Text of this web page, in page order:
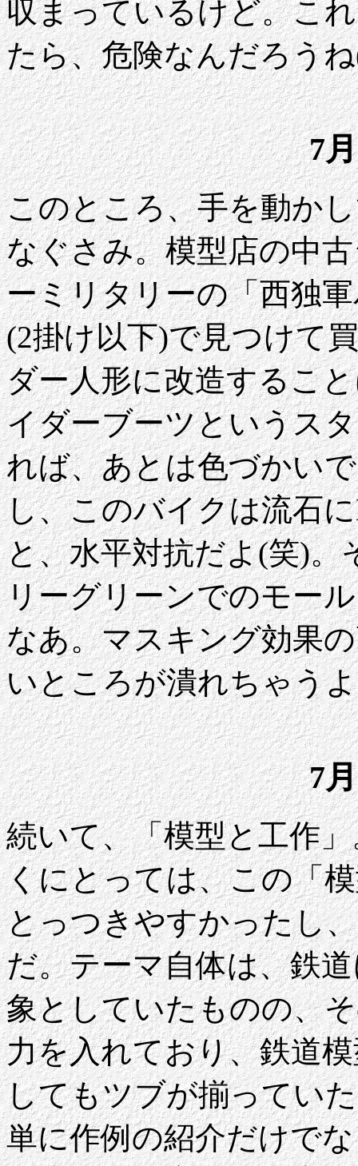
収まっているけど。こ
たら、危険なんだろう
7
このところ、手を動か
なぐさみ。模型店の中
ーミリタリーの「西独
(2掛け以下)で見つけて
ダー人形に改造するこ
イダーブーツというス
れば、あとは色づかい
し、このバイクは流石
と、水平対抗だよ(笑)。
リーグリーンでのモー
なあ。マスキング効果
いところが潰れちゃう
7
続いて、「模型と工作
くにとっては、この「
とっつきやすかったし
だ。テーマ自体は、鉄
象としていたものの、
力を入れており、鉄道
してもツブが揃ってい
単に作例の紹介だけで